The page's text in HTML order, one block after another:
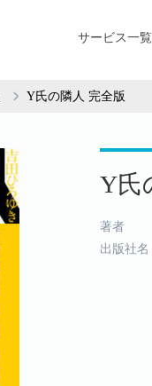
サービス一覧
Y氏の隣人 完全版
Y氏
著者 ：
出版社名